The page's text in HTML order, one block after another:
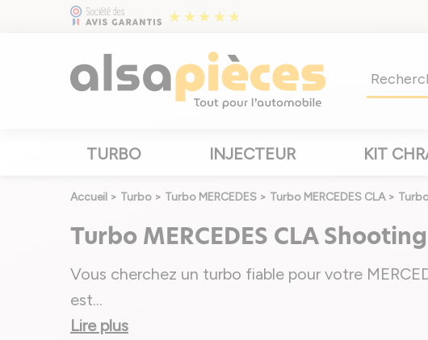
TURBO INJECTEUR KIT
Accueil > Turbo > Turbo MERCEDES > Turbo MERCEDES CLA >
Turbo MERCEDES CLA
Vous cherchez un turbo fiable pour votre
est...
Lire plus